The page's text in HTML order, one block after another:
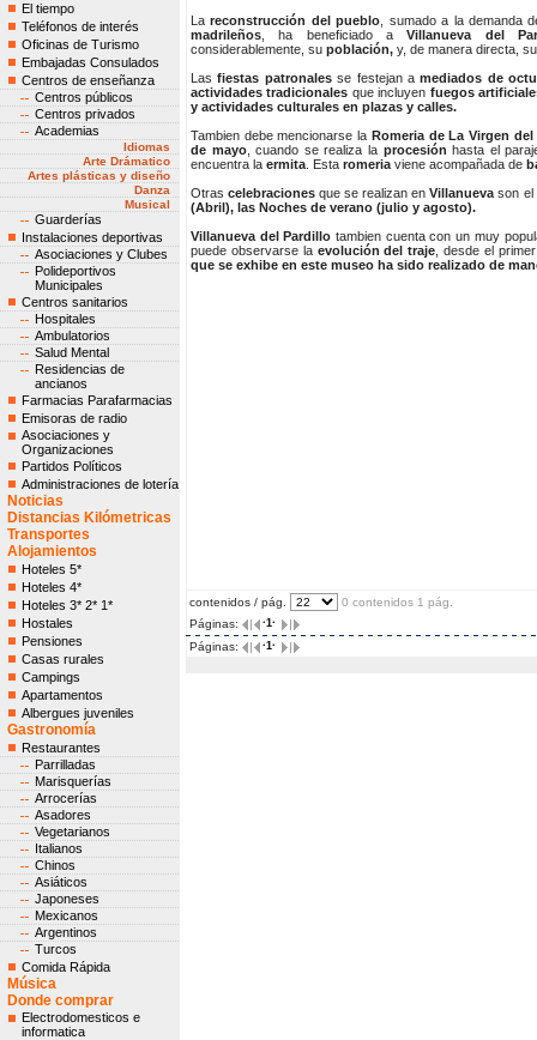
El tiempo
Teléfonos de interés
Oficinas de Turismo
Embajadas Consulados
Centros de enseñanza
Centros públicos
Centros privados
Academias
Idiomas
Arte Drámatico
Artes plásticas y diseño
Danza
Musical
Guarderías
Instalaciones deportivas
Asociaciones y Clubes
Polideportivos
Municipales
Centros sanitarios
Hospitales
Ambulatorios
Salud Mental
Residencias de
ancianos
Farmacias Parafarmacias
Emisoras de radio
Asociaciones y
Organizaciones
Partidos Políticos
Administraciones de lotería
Noticias
Distancias Kilómetricas
Transportes
Alojamientos
Hoteles 5*
Hoteles 4*
Hoteles 3* 2* 1*
Hostales
Pensiones
Casas rurales
Campings
Apartamentos
Albergues juveniles
Gastronomía
Restaurantes
Parrilladas
Marisquerías
Arrocerías
Asadores
Vegetarianos
Italianos
Chinos
Asiáticos
Japoneses
Mexicanos
Argentinos
Turcos
Comida Rápida
Música
Donde comprar
Electrodomesticos e
informatica
Lareconstrucción del pueblo , sumado a la demanda
madrileños , ha beneficiado aVillanueva del
considerablemente, su población, y, de manera directa,
Lasfiestas patronalesse festejan amediados de
actividades tradicionales que incluyen fuegos
y actividades culturales en plazas y calles.
Tambien debe mencionarse la Romeria de La Virgen del
de mayo, cuando se realiza la procesiónhasta el
encuentra la ermita . Esta romeria viene acompañada de
Otrascelebraciones que se realizan enVillanueva son el
(Abril), las Noches de verano (julio y agosto).
Villanueva del Pardillo tambien cuenta con un muy
puede observarse la evolución del traje , desde el
que se exhibe en este museo ha sido realizado de
contenidos / pág.
0 contenidos 1 pág.
Páginas:
·1·
Páginas: ·1·